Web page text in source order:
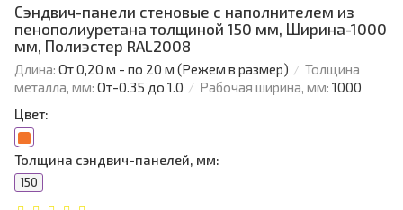
Сэндвич-панели стеновые с наполнителем из
пенополиуретана толщиной 150 мм, Ширина-1000
мм, Полиэстер RAL2008
Длина: От 0,20 м - по 20 м (Режем в размер)
Толщина
металла, мм: От-0.35 до 1.0 Рабочая ширина, мм: 1000
Цвет:
Толщина сэндвич-панелей, мм:
150